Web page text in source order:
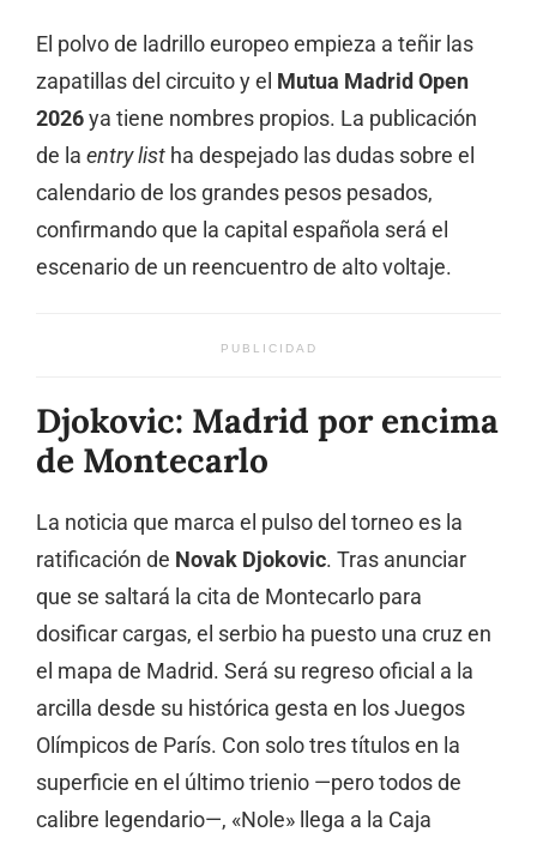
El polvo de ladrillo europeo empieza a teñir las
zapatillas del circuito y el Mutua Madrid Open
2026 ya tiene nombres propios. La publicación
de la entry list ha despejado las dudas sobre el
calendario de los grandes pesos pesados,
confirmando que la capital española será el
escenario de un reencuentro de alto voltaje.
PUBLICIDAD
Djokovic: Madrid por encima
de Montecarlo
La noticia que marca el pulso del torneo es la
ratificación de Novak Djokovic. Tras anunciar
que se saltará la cita de Montecarlo para
dosificar cargas, el serbio ha puesto una cruz en
el mapa de Madrid. Será su regreso oficial a la
arcilla desde su histórica gesta en los Juegos
Olímpicos de París. Con solo tres títulos en la
superficie en el último trienio —pero todos de
calibre legendario—, «Nole» llega a la Caja